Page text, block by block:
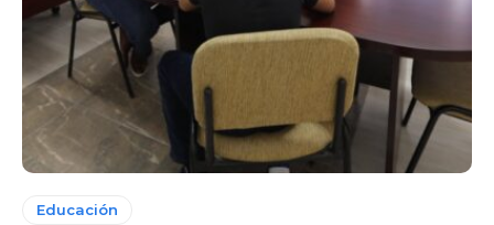
Educación